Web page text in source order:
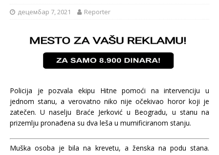
децембар 7, 2021 Reporter
Policija je pozvala ekipu Hitne pomoći na intervenciju u
jednom stanu, a verovatno niko nije očekivao horor koji je
zatečen. U naselju Braće Jerković u Beogradu, u stanu na
prizemlju pronađena su dva leša u mumificiranom stanju.
Muška osoba je bila na krevetu, a ženska na podu stana.